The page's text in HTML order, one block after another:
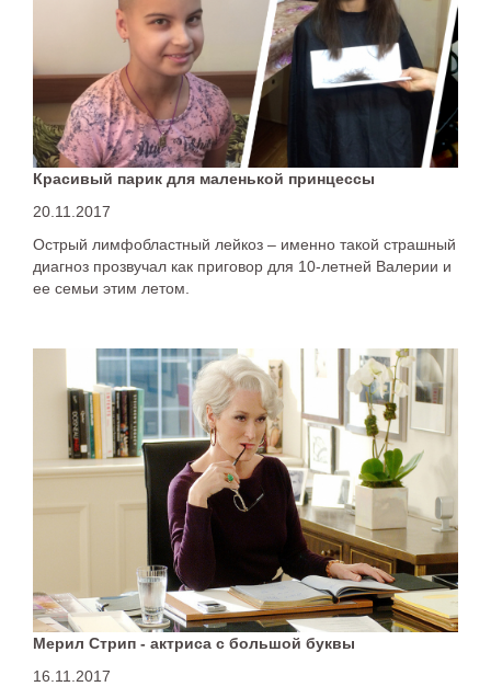
Красивый парик для маленькой принцессы
20.11.2017
Острый лимфобластный лейкоз – именно такой страшный
диагноз прозвучал как приговор для 10-летней Валерии и
ее семьи этим летом.
Мерил Стрип - актриса с большой буквы
16.11.2017